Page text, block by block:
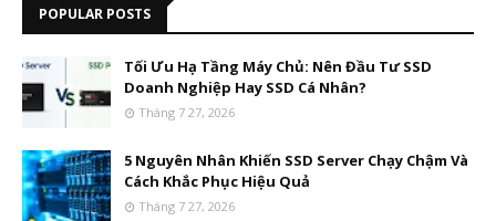
POPULAR POSTS
Tối Ưu Hạ Tầng Máy Chủ: Nên Đầu Tư SSD
Doanh Nghiệp Hay SSD Cá Nhân?
Tháng 7 27, 2026
5 Nguyên Nhân Khiến SSD Server Chạy Chậm Và
Cách Khắc Phục Hiệu Quả
Tháng 7 27, 2026